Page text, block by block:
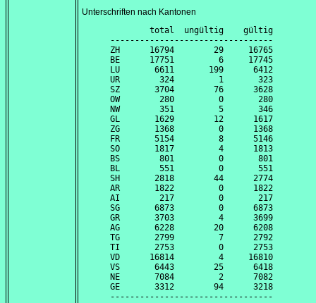
Unterschriften nach Kantonen
        total  ungültig    gültig
---------------------------------
ZH      16794        29     16765
BE      17751         6     17745
LU       6611       199      6412
UR        324         1       323
SZ       3704        76      3628
OW        280         0       280
NW        351         5       346
GL       1629        12      1617
ZG       1368         0      1368
FR       5154         8      5146
SO       1817         4      1813
BS        801         0       801
BL        551         0       551
SH       2818        44      2774
AR       1822         0      1822
AI        217         0       217
SG       6873         0      6873
GR       3703         4      3699
AG       6228        20      6208
TG       2799         7      2792
TI       2753         0      2753
VD      16814         4     16810
VS       6443        25      6418
NE       7084         2      7082
GE       3312        94      3218
---------------------------------